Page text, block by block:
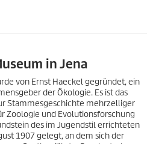
in Jena
von Ernst Haeckel gegründet, ein
der Ökologie. Es ist das
Stammesgeschichte mehrzelliger
Zoologie und Evolutionsforschung
des im Jugendstil errichteten
1907 gelegt, an dem sich der